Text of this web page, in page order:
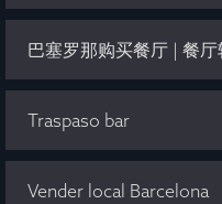
Traspaso bar
Vender local Barcelona